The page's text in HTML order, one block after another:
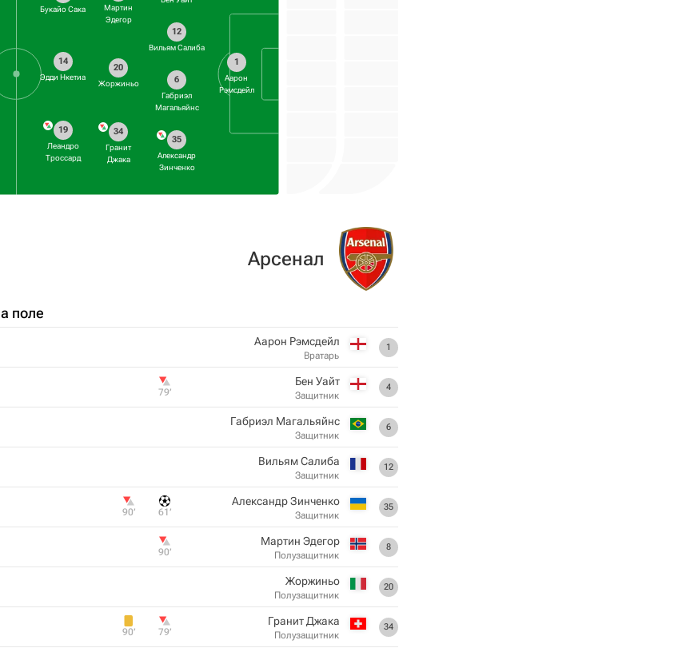
1
Аарон
Рэмсдейл
12
Вильям Салиба
6
Габриэл
Магальяйнс
35
Александр
Зинченко
Мартин
Эдегор
20
Жоржиньо
34
Гранит
Джака
Букайо Сака
14
Эдди Нкетиа
19
Леандро
Троссард
поле
Арсенал
1
Аарон Рэмсдейл
Вратарь
4
Бен Уайт
Защитник
79‎’‎
6
Габриэл Магальяйнс
Защитник
12
Вильям Салиба
Защитник
35
Александр Зинченко
Защитник
61‎’‎
90‎’‎
8
Мартин Эдегор
Полузащитник
90‎’‎
20
Жоржиньо
Полузащитник
34
Гранит Джака
Полузащитник
79‎’‎
90‎’‎